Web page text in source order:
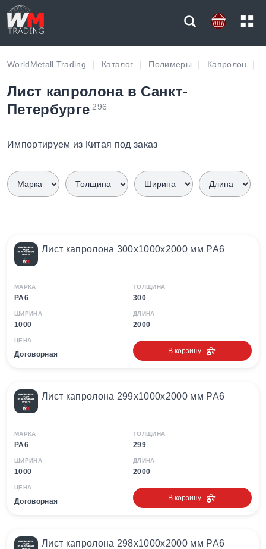
WorldMetall Trading Каталог Полимеры Капролон
Лист капролона в Санкт-
Петербурге 296
Импортируем из Китая под заказ
Лист капролона 300х1000х2000 мм PA6
МАРКА
PA6
ТОЛЩИНА
300
ШИРИНА
1000
ДЛИНА
2000
ЦЕНА
Договорная В корзину
Лист капролона 299х1000х2000 мм PA6
МАРКА
PA6
ТОЛЩИНА
299
ШИРИНА
1000
ДЛИНА
2000
ЦЕНА
Договорная В корзину
Лист капролона 298х1000х2000 мм PA6